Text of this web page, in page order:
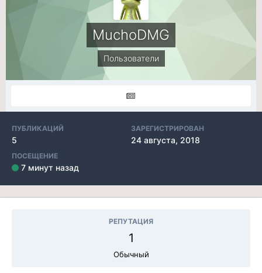
MuchoDMG
Пользователи
ПУБЛИКАЦИЙ
5
ЗАРЕГИСТРИРОВАН
24 августа, 2018
ПОСЕЩЕНИЕ
7 минут назад
РЕПУТАЦИЯ
1
Обычный